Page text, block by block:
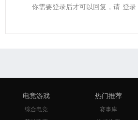
你需要登录后才可以回复，请 登录
电竞游戏
综合电竞
热门推荐
赛事库